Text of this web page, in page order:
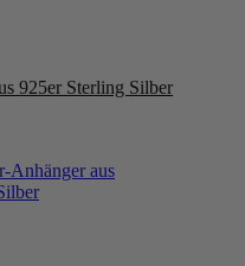
925er Sterling Silber